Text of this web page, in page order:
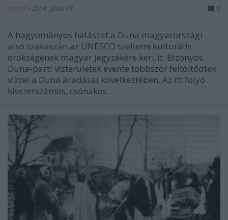
netfolk • 2014. július 08. 0
A hagyományos halászat a Duna magyarországi
alsó szakaszán az UNESCO szellemi kulturális
örökségének magyar jegyzékére került. Bizonyos
Duna-parti vízterületek évente többször feltöltődtek
vízzel a Duna áradásai következtében. Az itt folyó
kisszerszámos, csónakos…